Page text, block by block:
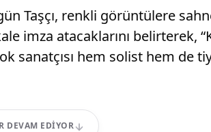
Taşçı, renkli görüntülere
imza atacaklarını belirterek,
sanatçısı hem solist hem
DEVAM EDIYOR